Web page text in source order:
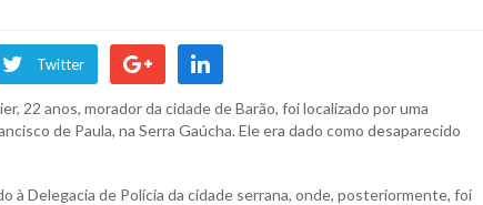
Twitter
22 anos, morador da cidade de Barão, foi localizado por uma
de Paula, na Serra Gaúcha. Ele era dado como desaparecido
à Delegacia de Polícia da cidade serrana, onde, posteriormente, foi